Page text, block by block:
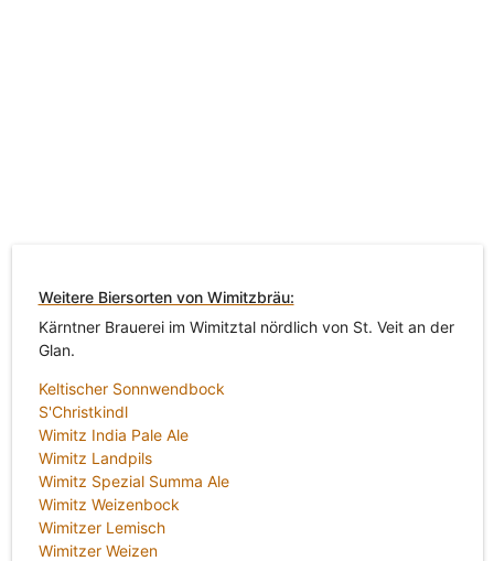
Weitere Biersorten von Wimitzbräu:
Kärntner Brauerei im Wimitztal nördlich von St. Veit an der
Glan.
Keltischer Sonnwendbock
S'Christkindl
Wimitz India Pale Ale
Wimitz Landpils
Wimitz Spezial Summa Ale
Wimitz Weizenbock
Wimitzer Lemisch
Wimitzer Weizen